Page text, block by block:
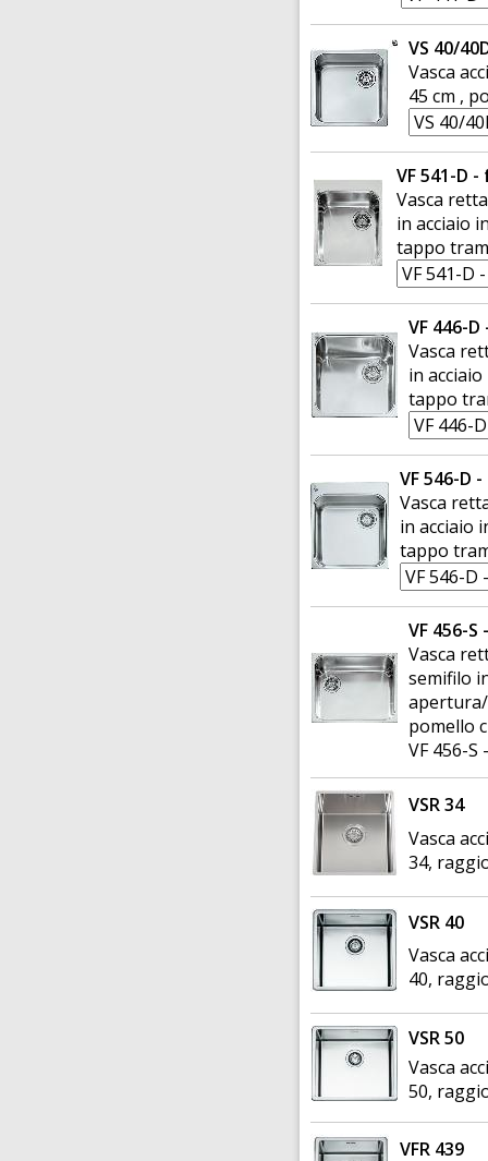
VS 40/
Vasca
45 cm ,
VF 541-D
Vasca
in acciaio
tappo
VF 446-
Vasca
in
tappo
VF 546-D
Vasca
in acciaio
tappo
VF 456-
Vasca
semifilo
pomello
VF 456-
VSR 34
Vasca
34,
VSR 40
Vasca
40,
VSR 50
Vasca
50,
VFR 439